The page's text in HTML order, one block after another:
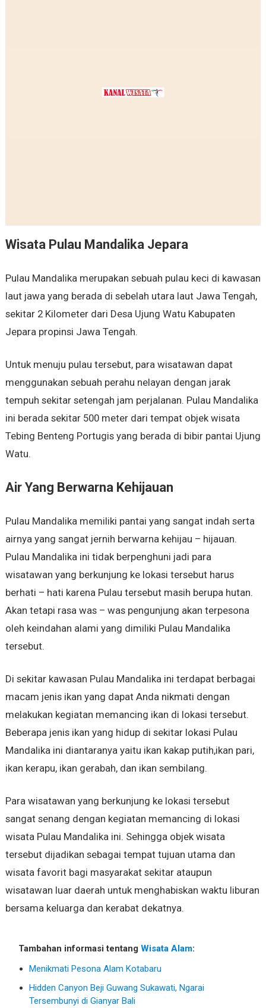
Wisata Pulau Mandalika Jepara
Pulau Mandalika merupakan sebuah pulau keci di kawasan
laut jawa yang berada di sebelah utara laut Jawa Tengah,
sekitar 2 Kilometer dari Desa Ujung Watu Kabupaten
Jepara propinsi Jawa Tengah.
Untuk menuju pulau tersebut, para wisatawan dapat
menggunakan sebuah perahu nelayan dengan jarak
tempuh sekitar setengah jam perjalanan. Pulau Mandalika
ini berada sekitar 500 meter dari tempat objek wisata
Tebing Benteng Portugis yang berada di bibir pantai Ujung
Watu.
Air Yang Berwarna Kehijauan
Pulau Mandalika memiliki pantai yang sangat indah serta
airnya yang sangat jernih berwarna kehijau – hijauan.
Pulau Mandalika ini tidak berpenghuni jadi para
wisatawan yang berkunjung ke lokasi tersebut harus
berhati – hati karena Pulau tersebut masih berupa hutan.
Akan tetapi rasa was – was pengunjung akan terpesona
oleh keindahan alami yang dimiliki Pulau Mandalika
tersebut.
Di sekitar kawasan Pulau Mandalika ini terdapat berbagai
macam jenis ikan yang dapat Anda nikmati dengan
melakukan kegiatan memancing ikan di lokasi tersebut.
Beberapa jenis ikan yang hidup di sekitar lokasi Pulau
Mandalika ini diantaranya yaitu ikan kakap putih,ikan pari,
ikan kerapu, ikan gerabah, dan ikan sembilang.
Para wisatawan yang berkunjung ke lokasi tersebut
sangat senang dengan kegiatan memancing di lokasi
wisata Pulau Mandalika ini. Sehingga objek wisata
tersebut dijadikan sebagai tempat tujuan utama dan
wisata favorit bagi masyarakat sekitar ataupun
wisatawan luar daerah untuk menghabiskan waktu liburan
bersama keluarga dan kerabat dekatnya.
Tambahan informasi tentang Wisata Alam:
Menikmati Pesona Alam Kotabaru
Hidden Canyon Beji Guwang Sukawati, Ngarai
Tersembunyi di Gianyar Bali